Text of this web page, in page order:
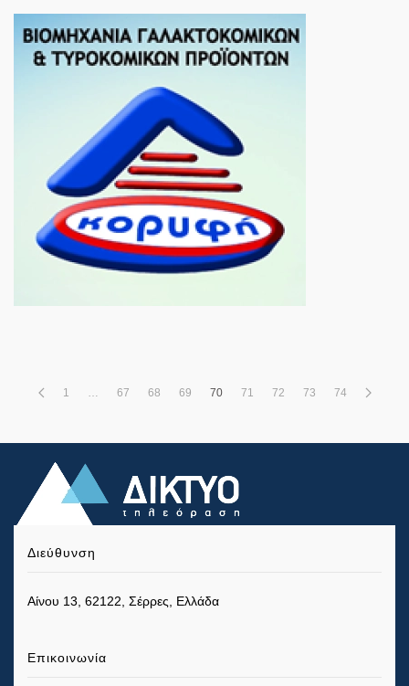
1 67 68 69 70 71 72 73 74
Διεύθυνση
Αίνου 13, 62122, Σέρρες, Ελλάδα
Επικοινωνία